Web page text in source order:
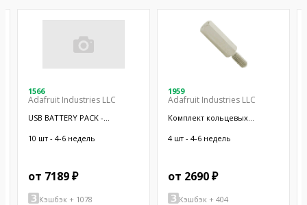
1566
Adafruit Industries LLC
USB BATTERY PACK -
10 шт - 4-6 недель
от 7189 ₽
Кэшбэк + 1078
1959
Adafruit Industries LLC
Комплект кольцевых
4 шт - 4-6 недель
от 2690 ₽
Кэшбэк + 404